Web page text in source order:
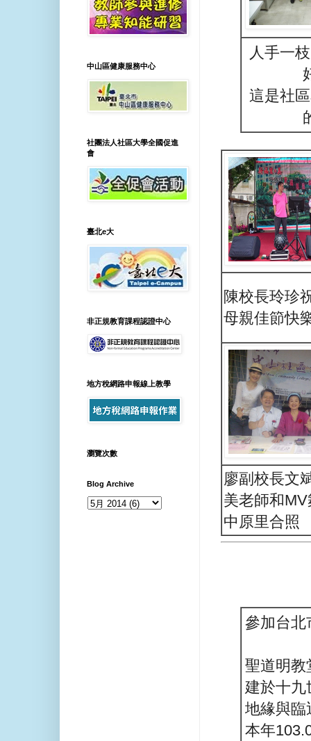
人手一
這是社
陳校長玲珍
母親佳節快
廖副校長文
美老師和
中原里合照
參加台
聖道明教
建於十九
地緣與臨
本年
中山區健康服務中心
社團法人社區大學全國促進
會
臺北e大
非正規教育課程認證中心
地方稅網路申報線上教學
瀏覽次數
Blog Archive